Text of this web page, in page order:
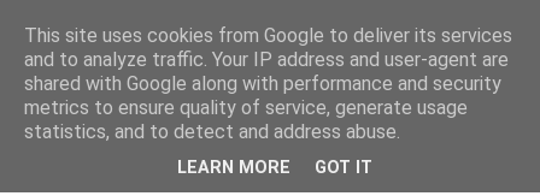
This site uses cookies from Google to deliver its services
and to analyze traffic. Your IP address and user-agent are
shared with Google along with performance and security
metrics to ensure quality of service, generate usage
statistics, and to detect and address abuse.
LEARN MORE GOT IT